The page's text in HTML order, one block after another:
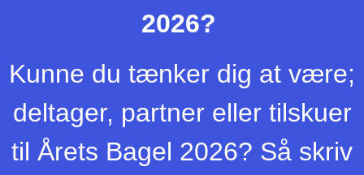
2026?
Kunne du tænker dig at være;
deltager, partner eller tilskuer
til Årets Bagel 2026? Så skriv